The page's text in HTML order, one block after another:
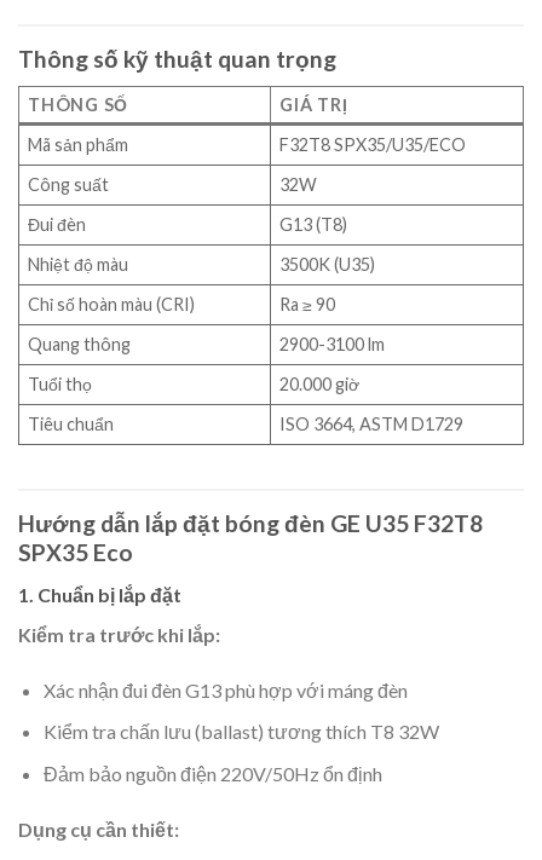
Thông số kỹ thuật quan trọng
THÔNG SỐ
GIÁ TRỊ
Mã sản phẩm
F32T8 SPX35/U35/ECO
Công suất
32W
Đui đèn
G13 (T8)
Nhiệt độ màu
3500K (U35)
Chỉ số hoàn màu (CRI)
Ra ≥ 90
Quang thông
2900-3100 lm
Tuổi thọ
20.000 giờ
Tiêu chuẩn
ISO 3664, ASTM D1729
Hướng dẫn lắp đặt bóng đèn GE U35 F32T8
SPX35 Eco
1. Chuẩn bị lắp đặt
Kiểm tra trước khi lắp:
Xác nhận đui đèn G13 phù hợp với máng đèn
Kiểm tra chấn lưu (ballast) tương thích T8 32W
Đảm bảo nguồn điện 220V/50Hz ổn định
Dụng cụ cần thiết: